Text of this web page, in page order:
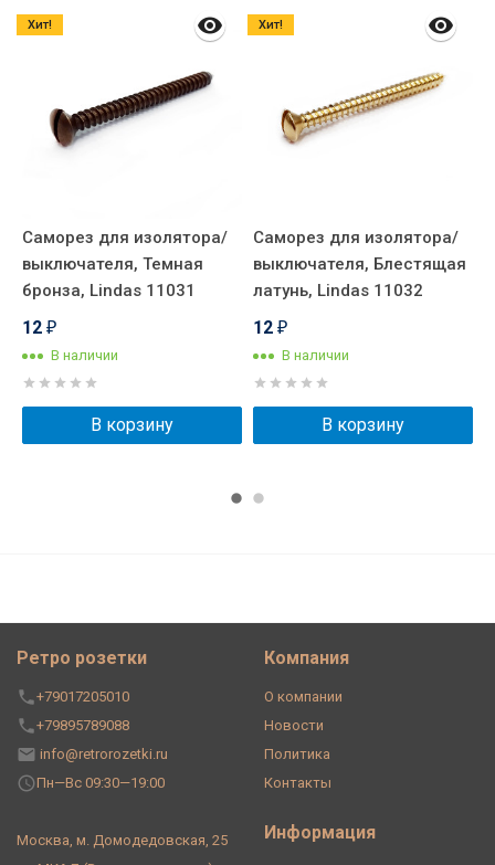
Саморез для изолятора/
выключателя, Темная
бронза, Lindas 11031
12 ₽
В наличии
В корзину
Хит!
Саморез для изолятора/
выключателя, Блестящая
латунь, Lindas 11032
12 ₽
В наличии
В корзину
Хит!
Ретро розетки
+79017205010
+79895789088
info@retrorozetki.ru
Пн—Вс 09:30—19:00
Москва, м. Домодедовская, 25
Компания
О компании
Новости
Политика
Контакты
Информация